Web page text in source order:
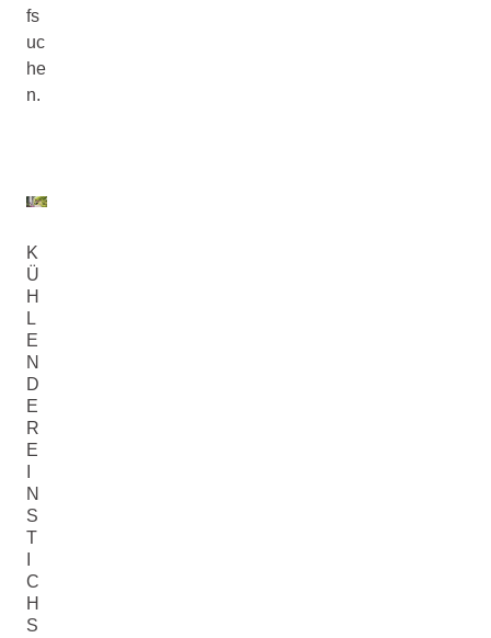
fs
uc
he
n.
K
Ü
H
L
E
N
D
E
R
E
N
S
T
C
H
S